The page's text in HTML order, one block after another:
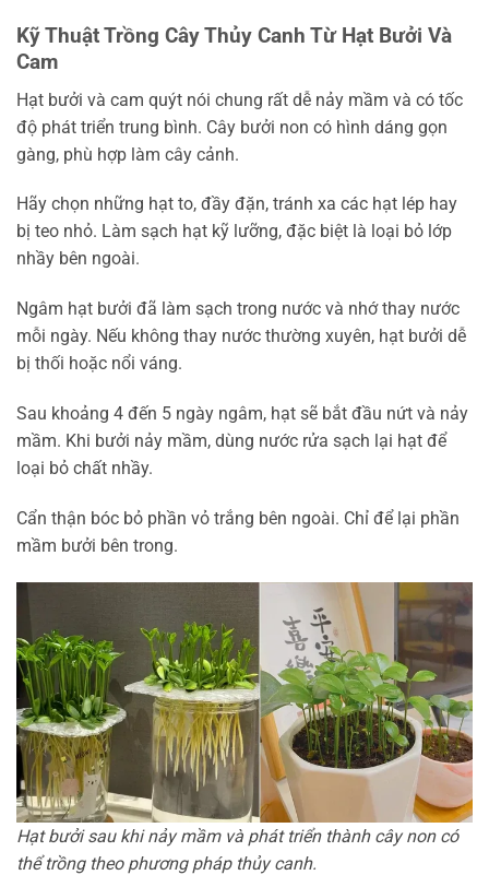
Kỹ Thuật Trồng Cây Thủy Canh Từ Hạt Bưởi Và
Cam
Hạt bưởi và cam quýt nói chung rất dễ nảy mầm và có tốc
độ phát triển trung bình. Cây bưởi non có hình dáng gọn
gàng, phù hợp làm cây cảnh.
Hãy chọn những hạt to, đầy đặn, tránh xa các hạt lép hay
bị teo nhỏ. Làm sạch hạt kỹ lưỡng, đặc biệt là loại bỏ lớp
nhầy bên ngoài.
Ngâm hạt bưởi đã làm sạch trong nước và nhớ thay nước
mỗi ngày. Nếu không thay nước thường xuyên, hạt bưởi dễ
bị thối hoặc nổi váng.
Sau khoảng 4 đến 5 ngày ngâm, hạt sẽ bắt đầu nứt và nảy
mầm. Khi bưởi nảy mầm, dùng nước rửa sạch lại hạt để
loại bỏ chất nhầy.
Cẩn thận bóc bỏ phần vỏ trắng bên ngoài. Chỉ để lại phần
mầm bưởi bên trong.
Hạt bưởi sau khi nảy mầm và phát triển thành cây non có
thể trồng theo phương pháp thủy canh.